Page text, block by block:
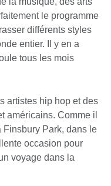
le programme
différents styles
entier. Il y en a
tous les mois
artistes hip hop et des
américains. Comme il
Park, dans le
occasion pour
voyage dans la